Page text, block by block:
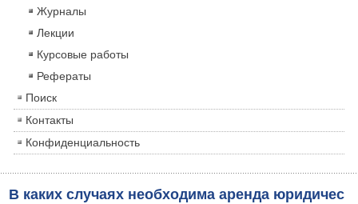
Журналы
Лекции
Курсовые работы
Рефераты
Поиск
Контакты
Конфиденциальность
В каких случаях необходима аренда юридичес